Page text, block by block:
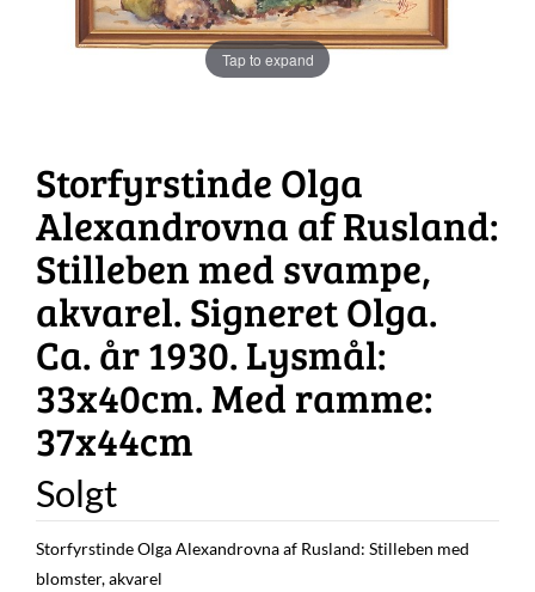
Tap to expand
Storfyrstinde Olga
Alexandrovna af Rusland:
Stilleben med svampe,
akvarel. Signeret Olga.
Ca. år 1930. Lysmål:
33x40cm. Med ramme:
37x44cm
Solgt
Storfyrstinde Olga Alexandrovna af Rusland: Stilleben med
blomster, akvarel